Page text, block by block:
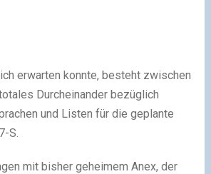
erwarten konnte, besteht zwischen
Durcheinander bezüglich
und Listen für die geplante
S.
mit bisher geheimem Anex, der